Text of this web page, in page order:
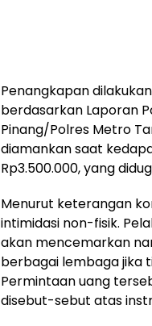
Penangkapan dilakukan
berdasarkan Laporan
Pinang/Polres Metro
diamankan saat
Rp3.500.000, yang
Menurut keterangan
intimidasi non-fisik.
akan mencemarkan
berbagai lembaga jika
Permintaan uang
disebut-sebut atas